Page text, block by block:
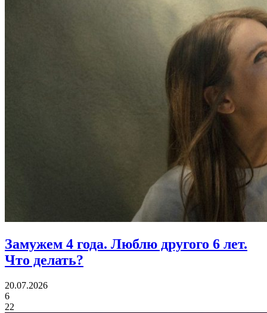
Замужем 4 года. Люблю другого 6 лет.
Что делать?
20.07.2026
6
22